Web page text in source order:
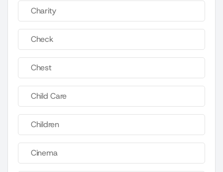
Charity
Check
Chest
Child Care
Children
Cinema